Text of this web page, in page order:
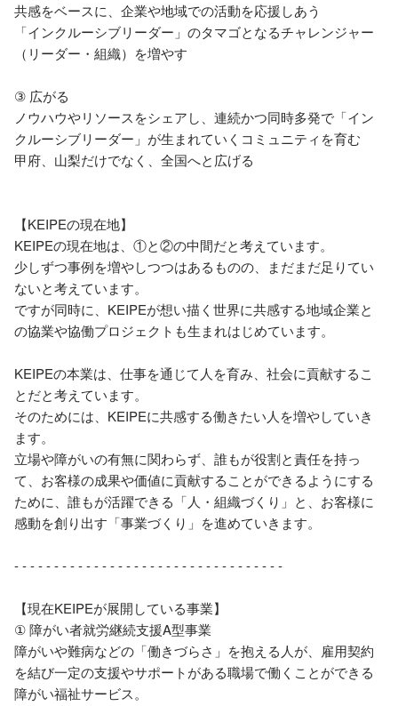
共感をベースに、企業や地域での活動を応援しあう
「インクルーシブリーダー」のタマゴとなるチャレンジャー
（リーダー・組織）を増やす
③ 広がる
ノウハウやリソースをシェアし、連続かつ同時多発で「イン
クルーシブリーダー」が生まれていくコミュニティを育む
甲府、山梨だけでなく、全国へと広げる
【KEIPEの現在地】
KEIPEの現在地は、①と②の中間だと考えています。
少しずつ事例を増やしつつはあるものの、まだまだ足りてい
ないと考えています。
ですが同時に、KEIPEが想い描く世界に共感する地域企業と
の協業や協働プロジェクトも生まれはじめています。
KEIPEの本業は、仕事を通じて人を育み、社会に貢献するこ
とだと考えています。
そのためには、KEIPEに共感する働きたい人を増やしていき
ます。
立場や障がいの有無に関わらず、誰もが役割と責任を持っ
て、お客様の成果や価値に貢献することができるようにする
ために、誰もが活躍できる「人・組織づくり」と、お客様に
感動を創り出す「事業づくり」を進めていきます。
- - - - - - - - - - - - - - - - - - - - - - - - - - - - - - - - - -
【現在KEIPEが展開している事業】
① 障がい者就労継続支援A型事業
障がいや難病などの「働きづらさ」を抱える人が、雇用契約
を結び一定の支援やサポートがある職場で働くことができる
障がい福祉サービス。